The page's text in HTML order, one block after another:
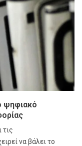
ψηφιακό
τις
να βάλει το